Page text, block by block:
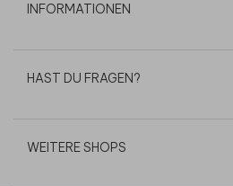
INFORMATIONEN
HAST DU FRAGEN?
WEITERE SHOPS